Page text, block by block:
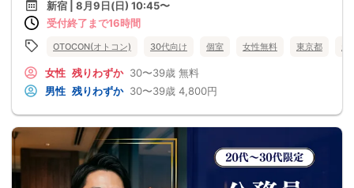
新宿 | 8月9日(日) 10:45〜
受付終了まで16時間
OTOCON(オトコン) 30代向け 個室 女性無料 東京都
女性 残りわずか 30〜39歳 無料
男性 残りわずか 30〜39歳 4,800円